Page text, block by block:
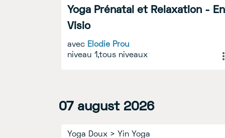
01 august 2026
Replay
Yoga Prénatal et Relaxation - En
Visio
avec Elodie Prou
niveau 1,tous niveaux
07 august 2026
Yoga Doux > Yin Yoga